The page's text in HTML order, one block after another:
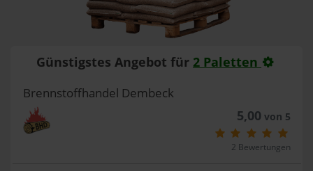
Günstigstes Angebot für 2 Paletten
Brennstoffhandel Dembeck
5,00 von 5
2 Bewertungen